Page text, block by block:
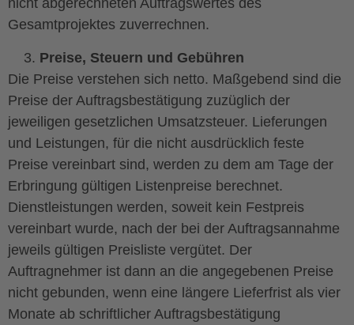
nicht abgerechneten Auftragswertes des
Gesamtprojektes zuverrechnen.
Preise, Steuern und Gebühren
Die Preise verstehen sich netto. Maßgebend sind die
Preise der Auftragsbestätigung zuzüglich der
jeweiligen gesetzlichen Umsatzsteuer. Lieferungen
und Leistungen, für die nicht ausdrücklich feste
Preise vereinbart sind, werden zu dem am Tage der
Erbringung gültigen Listenpreise berechnet.
Dienstleistungen werden, soweit kein Festpreis
vereinbart wurde, nach der bei der Auftragsannahme
jeweils gültigen Preisliste vergütet. Der
Auftragnehmer ist dann an die angegebenen Preise
nicht gebunden, wenn eine längere Lieferfrist als vier
Monate ab schriftlicher Auftragsbestätigung